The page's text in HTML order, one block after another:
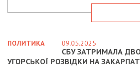
ПОЛИТИКА 09.05.2025
СБУ ЗАТРИМАЛА
УГОРСЬКОЇ РОЗВІДКИ НА